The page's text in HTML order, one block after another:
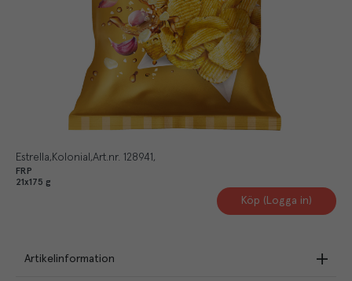
Estrella Kolonial Art.nr. 128941
FRP
21x175 g
Köp (Logga in)
Artikelinformation